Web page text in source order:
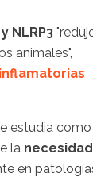
NLRP3
animales",
estudia como
la necesidad
en